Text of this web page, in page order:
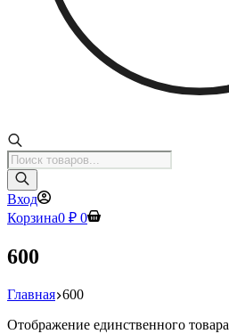
Поиск
товаров
Вход
Корзина0 ₽ 0
600
Главная 600
Отображение единственного товара